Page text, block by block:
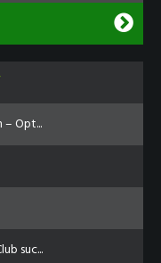
Opt...
suc...